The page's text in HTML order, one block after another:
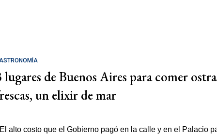
lugares de Buenos Aires para comer
un elixir de mar